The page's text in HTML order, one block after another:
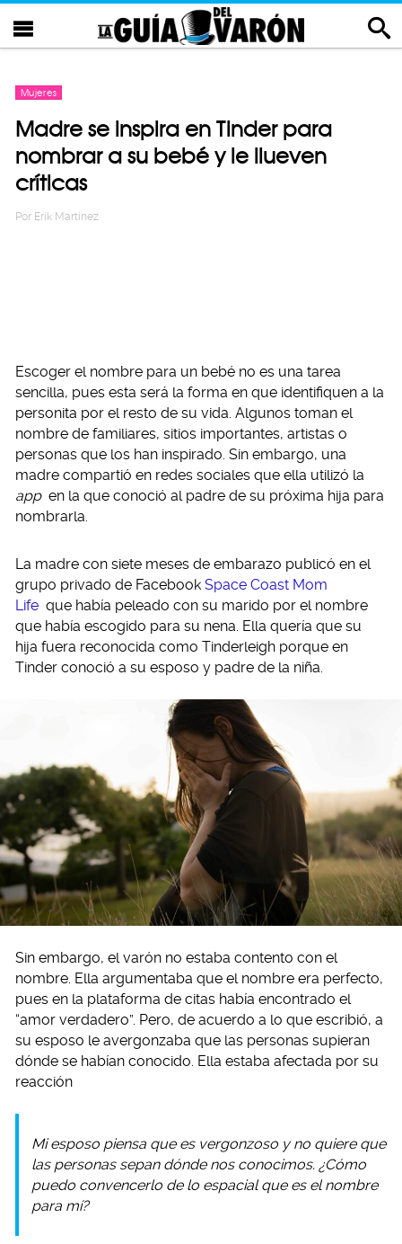
Mujeres
Madre se inspira en Tinder para
nombrar a su bebé y le llueven
críticas
Por Erik Martinez
Escoger el nombre para un bebé no es una tarea
sencilla, pues esta será la forma en que identifiquen a la
personita por el resto de su vida. Algunos toman el
nombre de familiares, sitios importantes, artistas o
personas que los han inspirado. Sin embargo, una
madre compartió en redes sociales que ella utilizó la
app en la que conoció al padre de su próxima hija para
nombrarla.
La madre con siete meses de embarazo publicó en el
grupo privado de Facebook Space Coast Mom
Life que había peleado con su marido por el nombre
que había escogido para su nena. Ella quería que su
hija fuera reconocida como Tinderleigh porque en
Tinder conoció a su esposo y padre de la niña.
Sin embargo, el varón no estaba contento con el
nombre. Ella argumentaba que el nombre era perfecto,
pues en la plataforma de citas había encontrado el
“amor verdadero”. Pero, de acuerdo a lo que escribió, a
su esposo le avergonzaba que las personas supieran
dónde se habían conocido. Ella estaba afectada por su
reacción
Mi esposo piensa que es vergonzoso y no quiere que
las personas sepan dónde nos conocimos. ¿Cómo
puedo convencerlo de lo espacial que es el nombre
para mí?